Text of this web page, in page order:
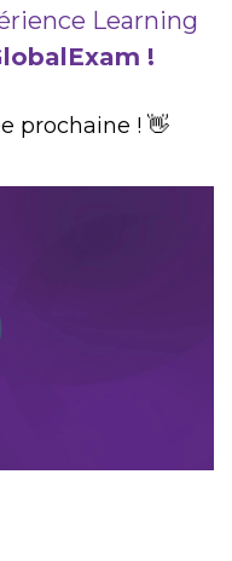
Learning
!
prochaine ! 👋